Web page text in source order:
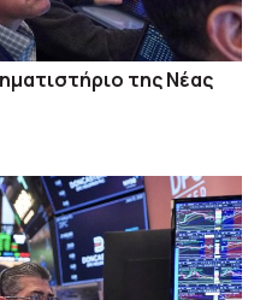
της Νέας